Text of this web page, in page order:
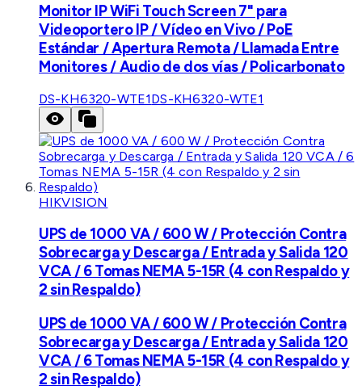
Monitor IP WiFi Touch Screen 7" para
Videoportero IP / Vídeo en Vivo / PoE
Estándar / Apertura Remota / Llamada Entre
Monitores / Audio de dos vías / Policarbonato
DS-KH6320-WTE1DS-KH6320-WTE1
HIKVISION
UPS de 1000 VA / 600 W / Protección Contra
Sobrecarga y Descarga / Entrada y Salida 120
VCA / 6 Tomas NEMA 5-15R (4 con Respaldo y
2 sin Respaldo)
UPS de 1000 VA / 600 W / Protección Contra
Sobrecarga y Descarga / Entrada y Salida 120
VCA / 6 Tomas NEMA 5-15R (4 con Respaldo y
2 sin Respaldo)